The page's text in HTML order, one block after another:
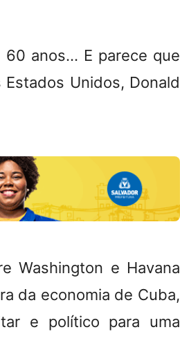
60 anos… E parece que
Unidos, Donald
Washington e Havana
da economia de Cuba,
e político para uma